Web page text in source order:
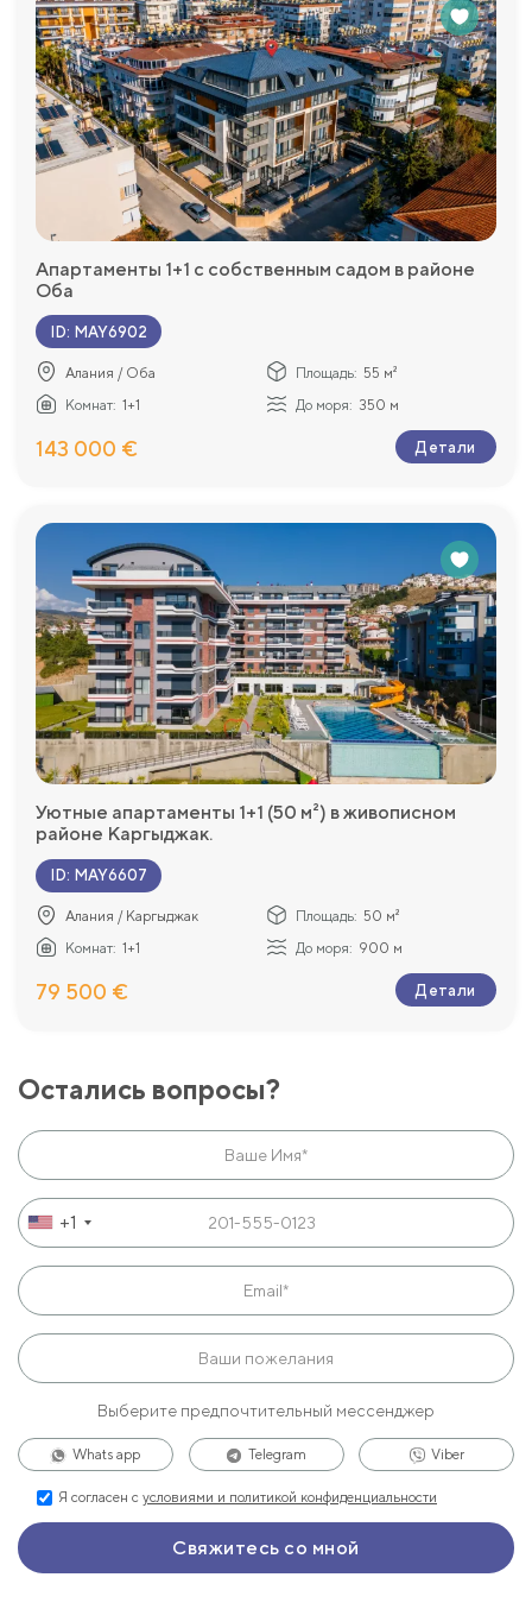
Апартаменты 1+1 с собственным садом в районе
Оба
ID: MAY6902
Алания / Оба Площадь: 55 м²
Комнат: 1+1 До моря: 350 м
143 000 € Детали
Уютные апартаменты 1+1 (50 м²) в живописном
районе Каргыджак.
ID: MAY6607
Алания / Каргыджак Площадь: 50 м²
Комнат: 1+1 До моря: 900 м
79 500 € Детали
Остались вопросы?
+1
Выберите предпочтительный мессенджер
Whats app Telegram Viber
Я согласен с условиями и политикой конфиденциальности